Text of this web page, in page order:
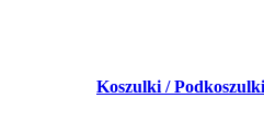
Koszulki / Podkoszulki